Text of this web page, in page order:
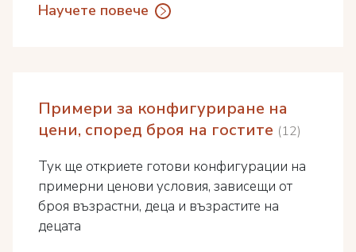
Научете повече
Примери за конфигуриране на
цени, според броя на гостите 12
Тук ще откриете готови конфигурации на
примерни ценови условия, зависещи от
броя възрастни, деца и възрастите на
децата